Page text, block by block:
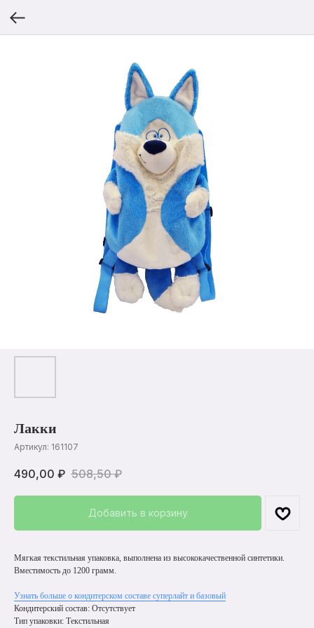
Лакки
Артикул: 161107
490,00 ₽ 508,50 ₽
Добавить в корзину
Мягкая текстильная упаковка, выполнена из высококачественной синтетики.
Вместимость до 1200 грамм.
Узнать больше о кондитерском составе суперлайт и базовый
Кондитерский состав: Отсутствует
Тип упаковки: Текстильная